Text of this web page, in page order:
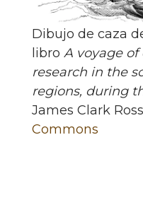
Dibujo de caza
libro A voyage of
research in the
regions, during
James Clark
Commons